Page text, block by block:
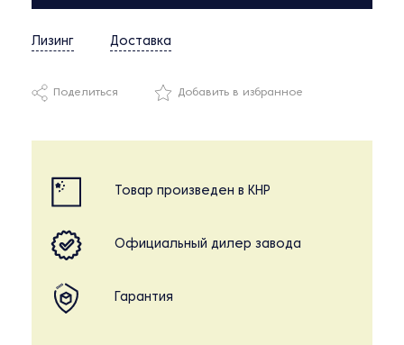
Лизинг Доставка
Поделиться Добавить в избранное
Товар произведен в КНР
Официальный дилер завода
Гарантия